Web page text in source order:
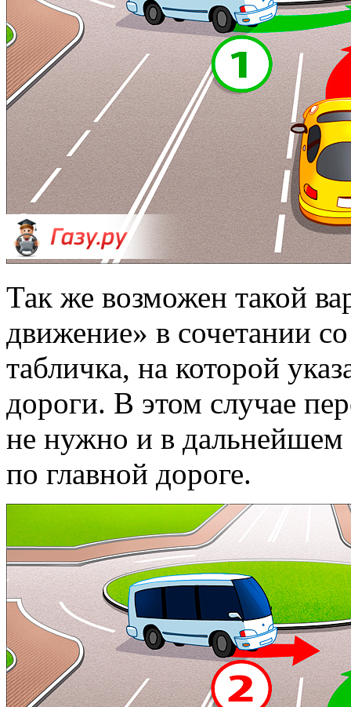
Так же возможен такой
движение» в сочетании
табличка, на которой
дороги. В этом случае
не нужно и в дальнейшем
по главной дороге.